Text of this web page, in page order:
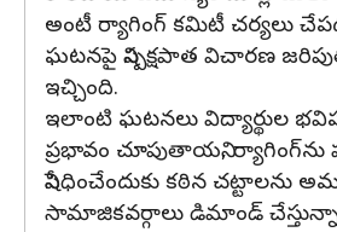
అంటీ ర్యాగింగ్ కమిటీ చర్యలు
ఘటనపై నిష్పక్షపాత విచారణ
ఇచ్చింది.
ఇలాంటి ఘటనలు విద్యార్థుల
ప్రభావం చూపుతాయని, ర్యాగింగ్‌ను
నిషేధించేందుకు కఠిన చట్టాలను
సామాజికవర్గాలు డిమాండ్